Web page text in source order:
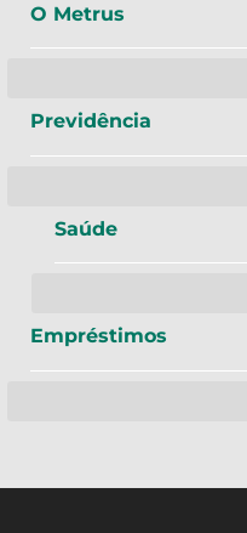
O Metrus
Previdência
Saúde
Empréstimos